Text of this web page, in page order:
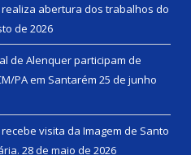
abertura dos trabalhos do
de 2026
de Alenquer participam de
PA em Santarém 25 de junho
visita da Imagem de Santo
28 de maio de 2026